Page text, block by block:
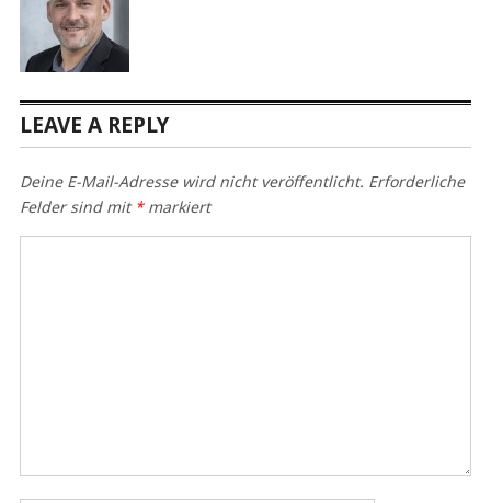
LEAVE A REPLY
Deine E-Mail-Adresse wird nicht veröffentlicht. Erforderliche
Felder sind mit *markiert